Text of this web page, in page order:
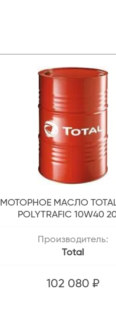
МОТОРНОЕ МАСЛО TOTAL
POLYTRAFIC 10W40
Производитель:
Total
102 080 ₽